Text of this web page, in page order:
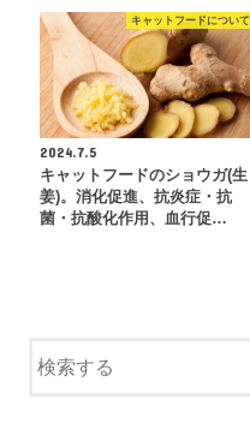
キャットフードについて
2024.7.5
キャットフードのショウガ(生
姜)。消化促進、抗炎症・抗
菌・抗酸化作用、血行促…